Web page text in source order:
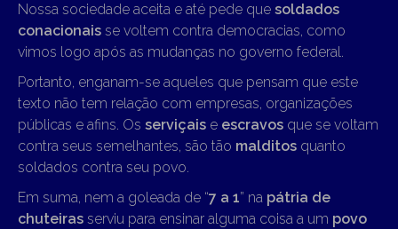
Nossa sociedade aceita e até pede que soldados
conacionais se voltem contra democracias, como
vimos logo após as mudanças no governo federal.
Portanto, enganam-se aqueles que pensam que este
texto não tem relação com empresas, organizações
públicas e afins. Os serviçais e escravos que se voltam
contra seus semelhantes, são tão malditos quanto
soldados contra seu povo.
Em suma, nem a goleada de “7 a 1” na pátria de
chuteiras serviu para ensinar alguma coisa a um povo